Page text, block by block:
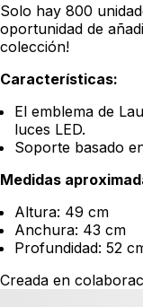
Solo hay 800
oportunidad de
colección!
Características:
El emblema de
luces LED.
Soporte basado
Medidas
Altura: 49 cm
Anchura: 43 cm
Profundidad: 52
Creada en